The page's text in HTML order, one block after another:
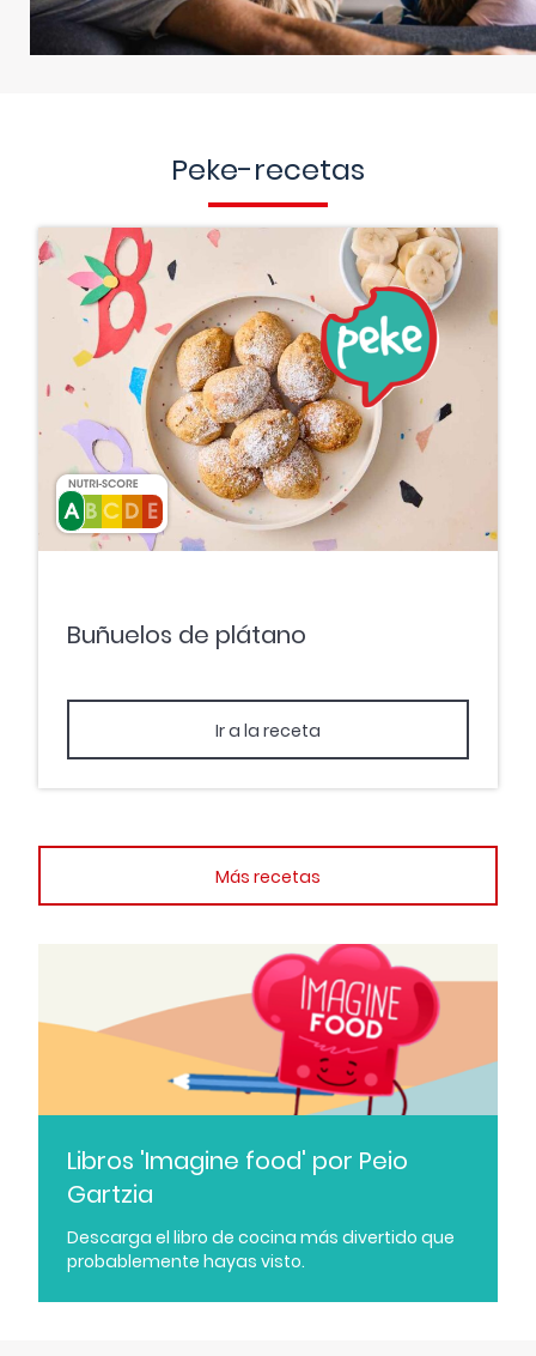
Peke-recetas
Buñuelos de plátano
Ir a la receta
Más recetas
Libros 'Imagine food' por Peio
Gartzia
Descarga el libro de cocina más divertido que
probablemente hayas visto.